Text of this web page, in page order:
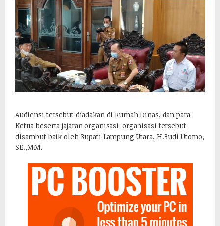
Audiensi tersebut diadakan di Rumah Dinas, dan para
Ketua beserta jajaran organisasi-organisasi tersebut
disambut baik oleh Bupati Lampung Utara, H.Budi Utomo,
SE.,MM.